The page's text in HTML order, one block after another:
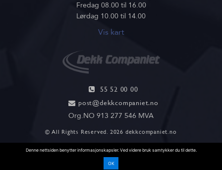
Denne nettsiden benytter informasjonskapsler. Ved videre bruk samtykker du til dette.
OK
Fredag 08.00 til 16.00
Lørdag 10.00 til 14.00
Vis kart
55 52 00 00
post@dekkcompaniet.no
Org.NO 913 277 546 MVA
© All Rights Reserved. 2026 dekkcompaniet.no